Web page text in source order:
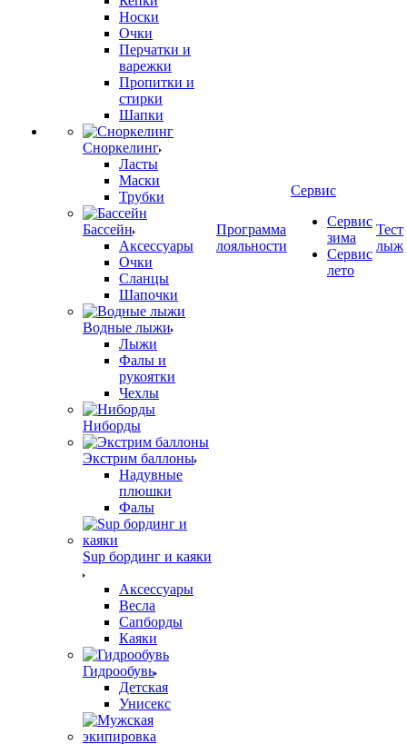
Носки
Очки
Перчатки и
варежки
Пропитки и
стирки
Шапки
Сноркелинг
Ласты
Маски
Трубки
Бассейн
Аксессуары
Очки
Сланцы
Шапочки
Водные лыжи
Лыжи
Фалы и
рукоятки
Чехлы
Ниборды
Экстрим баллоны
Надувные
плюшки
Фалы
Sup бординг и каяки
Аксессуары
Весла
Сапборды
Каяки
Гидрообувь
Детская
Унисекс
Программа
лояльности
Сервис
Сервис
зима
Сервис
лето
Тест
лыж